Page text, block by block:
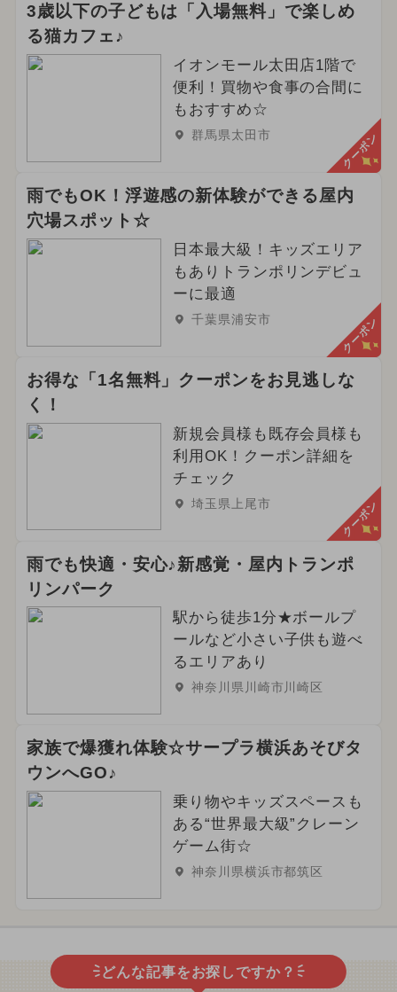
3歳以下の子どもは「入場無料」で楽しめ
る猫カフェ♪
イオンモール太田店1階で
便利！買物や食事の合間に
もおすすめ☆
群馬県太田市 クーポン
雨でもOK！浮遊感の新体験ができる屋内
穴場スポット☆
日本最大級！キッズエリア
もありトランポリンデビュ
ーに最適
千葉県浦安市 クーポン
お得な「1名無料」クーポンをお見逃しな
く！
新規会員様も既存会員様も
利用OK！クーポン詳細を
チェック
埼玉県上尾市 クーポン
雨でも快適・安心♪新感覚・屋内トランポ
リンパーク
駅から徒歩1分★ボールプ
ールなど小さい子供も遊べ
るエリアあり
神奈川県川崎市川崎区
家族で爆獲れ体験☆サープラ横浜あそびタ
ウンへGO♪
乗り物やキッズスペースも
ある“世界最大級”クレーン
ゲーム街☆
神奈川県横浜市都筑区
どんな記事をお探しですか？